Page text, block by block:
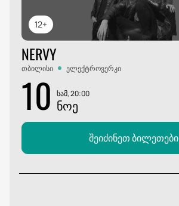
12+
NERVY
თბილისი ელექტროვერკი
10 სამ, 20:00
ᲜᲝᲔ
შეიძინეთ ბილეთები